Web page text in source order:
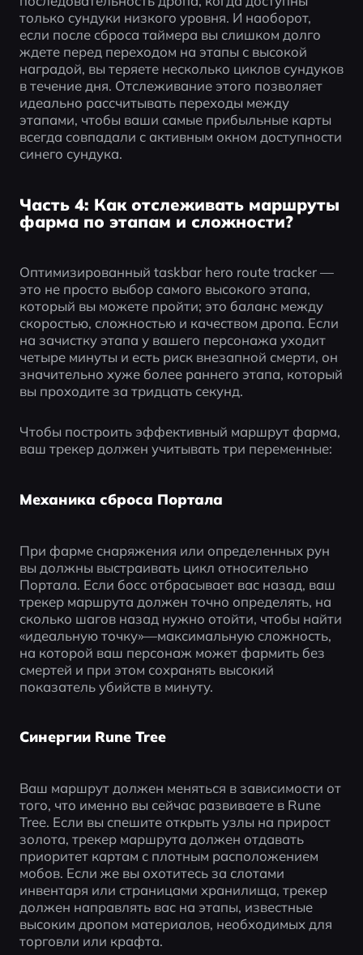
только сундуки низкого уровня. И наоборот,
если после сброса таймера вы слишком долго
ждете перед переходом на этапы с высокой
наградой, вы теряете несколько циклов сундуков
в течение дня. Отслеживание этого позволяет
идеально рассчитывать переходы между
этапами, чтобы ваши самые прибыльные карты
всегда совпадали с активным окном доступности
синего сундука.
Часть 4: Как отслеживать маршруты
фарма по этапам и сложности?
Оптимизированный taskbar hero route tracker —
это не просто выбор самого высокого этапа,
который вы можете пройти; это баланс между
скоростью, сложностью и качеством дропа. Если
на зачистку этапа у вашего персонажа уходит
четыре минуты и есть риск внезапной смерти, он
значительно хуже более раннего этапа, который
вы проходите за тридцать секунд.
Чтобы построить эффективный маршрут фарма,
ваш трекер должен учитывать три переменные:
Механика сброса Портала
При фарме снаряжения или определенных рун
вы должны выстраивать цикл относительно
Портала. Если босс отбрасывает вас назад, ваш
трекер маршрута должен точно определять, на
сколько шагов назад нужно отойти, чтобы найти
«идеальную точку»—максимальную сложность,
на которой ваш персонаж может фармить без
смертей и при этом сохранять высокий
показатель убийств в минуту.
Синергии Rune Tree
Ваш маршрут должен меняться в зависимости от
того, что именно вы сейчас развиваете в Rune
Tree. Если вы спешите открыть узлы на прирост
золота, трекер маршрута должен отдавать
приоритет картам с плотным расположением
мобов. Если же вы охотитесь за слотами
инвентаря или страницами хранилища, трекер
должен направлять вас на этапы, известные
высоким дропом материалов, необходимых для
торговли или крафта.